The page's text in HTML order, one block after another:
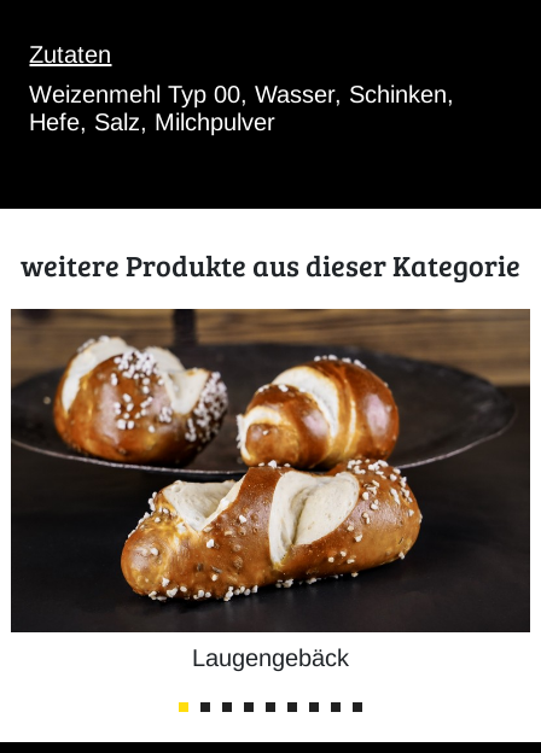
Zutaten
Weizenmehl Typ 00, Wasser, Schinken,
Hefe, Salz, Milchpulver
weitere Produkte aus dieser Kategorie
Laugengebäck